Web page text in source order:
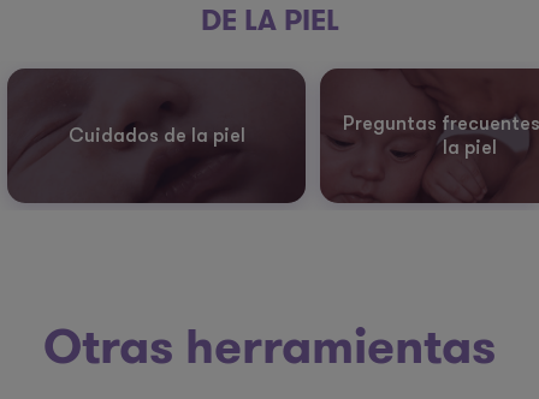
DE LA PIEL
Cuidados de la piel
Preguntas
la piel
Otras herramientas